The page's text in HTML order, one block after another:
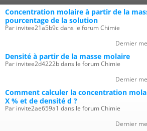
Concentration molaire à partir de la
pourcentage de la solution
Par invitee21a5b9c dans le forum Chimie
Dernier
Densité à partir de la masse molaire
Par invitee2d4222b dans le forum Chimie
Dernier
Comment calculer la concentration
X % et de densité d ?
Par invite2ae659a1 dans le forum Chimie
Dernier